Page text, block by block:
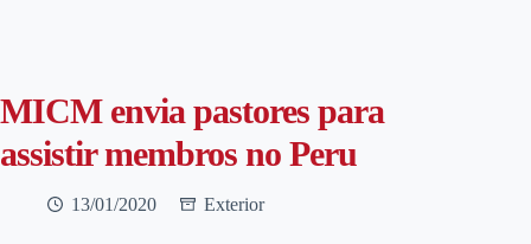
MICM envia pastores para
assistir membros no Peru
13/01/2020 Exterior